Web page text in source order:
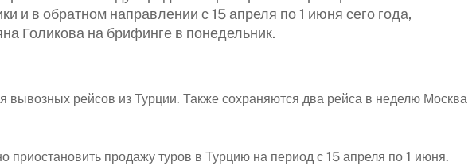
и в обратном направлении с 15 апреля по 1 июня сего года,
Голикова на брифинге в понедельник.
вывозных рейсов из Турции. Также сохраняются два рейса в неделю Москва
приостановить продажу туров в Турцию на период с 15 апреля по 1 июня.